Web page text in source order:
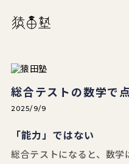
猿田塾
総合テストの数学で
2025/9/9
「能力」ではない
総合テストになると、数学